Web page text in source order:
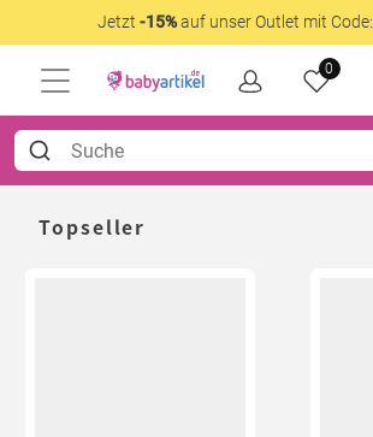
Jetzt -15%auf unser Outlet mit Code:
0
Topseller